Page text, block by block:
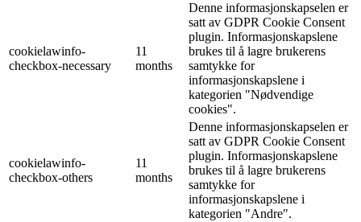
cookielawinfo-
checkbox-necessary
11
months
Denne informasjonskapselen er
satt av GDPR Cookie Consent
plugin. Informasjonskapslene
brukes til å lagre brukerens
samtykke for
informasjonskapslene i
kategorien "Nødvendige
cookies".
cookielawinfo-
checkbox-others
11
months
Denne informasjonskapselen er
satt av GDPR Cookie Consent
plugin. Informasjonskapslene
brukes til å lagre brukerens
samtykke for
informasjonskapslene i
kategorien "Andre".